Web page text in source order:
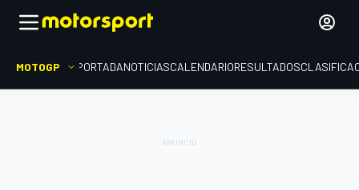
MOTOGP PORTADANOTICIASCALENDARIORESULTADOS